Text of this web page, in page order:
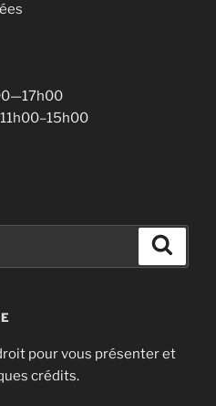
pour vous présenter et
crédits.